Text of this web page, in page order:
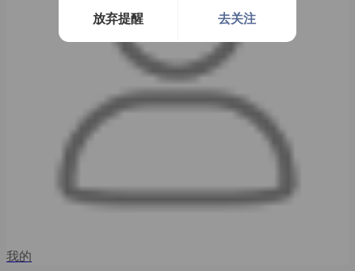
放弃提醒 去关注
我的